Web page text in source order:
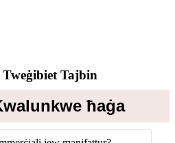
Tajbin
ħaġa